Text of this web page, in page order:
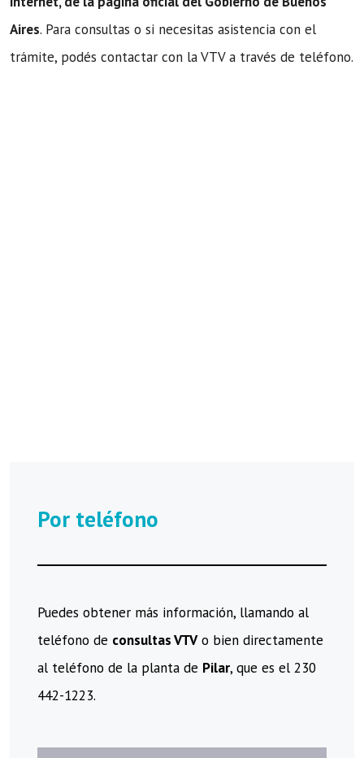
Aires. Para consultas o si necesitas asistencia con el
trámite, podés contactar con la VTV a través de teléfono.
Por teléfono
Puedes obtener más información, llamando al
teléfono de consultas VTVo bien directamente
al teléfono de la planta de Pilar, que es el 230
442-1223.